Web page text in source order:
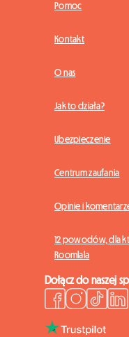
Pomoc
Kontakt
O nas
Jak to działa?
Ubezpieczenie
Centrum zaufania
Opinie i
12 powodów, dla
Roomlala
Dołącz do naszej